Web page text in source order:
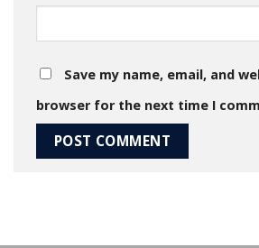
Save my name, email, and
browser for the next time I